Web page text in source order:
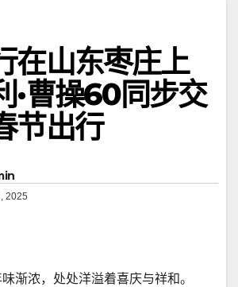
在山东枣庄上
·曹操60同步交
节出行
2025
渐浓，处处洋溢着喜庆与祥和。